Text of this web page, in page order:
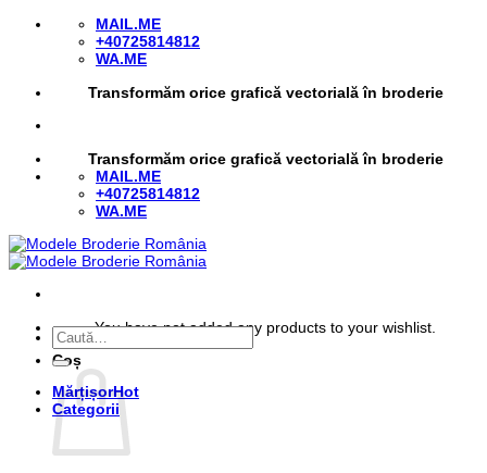
Skip
MAIL.ME
+40725814812
WA.ME
Transformăm orice grafică vectorială în broderie
Transformăm orice grafică vectorială în broderie
MAIL.ME
+40725814812
WA.ME
You have not added any products to your wishlist.
Coș
Caută
după:
Mărțișor
Categorii